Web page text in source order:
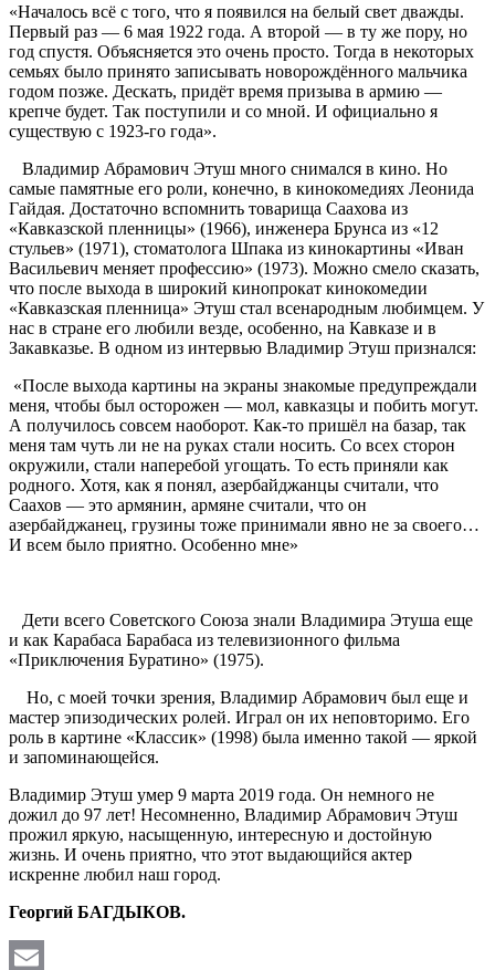
«Началось всё с того, что я появился на белый свет дважды.
Первый раз — 6 мая 1922 года. А второй — в ту же пору, но
год спустя. Объясняется это очень просто. Тогда в некоторых
семьях было принято записывать новорождённого мальчика
годом позже. Дескать, придёт время призыва в армию —
крепче будет. Так поступили и со мной. И официально я
существую с 1923-го года».
Владимир Абрамович Этуш много снимался в кино. Но
самые памятные его роли, конечно, в кинокомедиях Леонида
Гайдая. Достаточно вспомнить товарища Саахова из
«Кавказской пленницы» (1966), инженера Брунса из «12
стульев» (1971), стоматолога Шпака из кинокартины «Иван
Васильевич меняет профессию» (1973). Можно смело сказать,
что после выхода в широкий кинопрокат кинокомедии
«Кавказская пленница» Этуш стал всенародным любимцем. У
нас в стране его любили везде, особенно, на Кавказе и в
Закавказье. В одном из интервью Владимир Этуш признался:
«После выхода картины на экраны знакомые предупреждали
меня, чтобы был осторожен — мол, кавказцы и побить могут.
А получилось совсем наоборот. Как-то пришёл на базар, так
меня там чуть ли не на руках стали носить. Со всех сторон
окружили, стали наперебой угощать. То есть приняли как
родного. Хотя, как я понял, азербайджанцы считали, что
Саахов — это армянин, армяне считали, что он
азербайджанец, грузины тоже принимали явно не за своего…
И всем было приятно. Особенно мне»
Дети всего Советского Союза знали Владимира Этуша еще
и как Карабаса Барабаса из телевизионного фильма
«Приключения Буратино» (1975).
Но, с моей точки зрения, Владимир Абрамович был еще и
мастер эпизодических ролей. Играл он их неповторимо. Его
роль в картине «Классик» (1998) была именно такой — яркой
и запоминающейся.
Владимир Этуш умер 9 марта 2019 года. Он немного не
дожил до 97 лет! Несомненно, Владимир Абрамович Этуш
прожил яркую, насыщенную, интересную и достойную
жизнь. И очень приятно, что этот выдающийся актер
искренне любил наш город.
Георгий БАГДЫКОВ.